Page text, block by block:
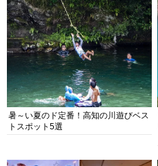
暑～い夏のド定番！高知の川遊びベス
トスポット5選